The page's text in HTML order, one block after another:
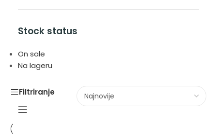
Stock status
On sale
Na lageru
Filtriranje